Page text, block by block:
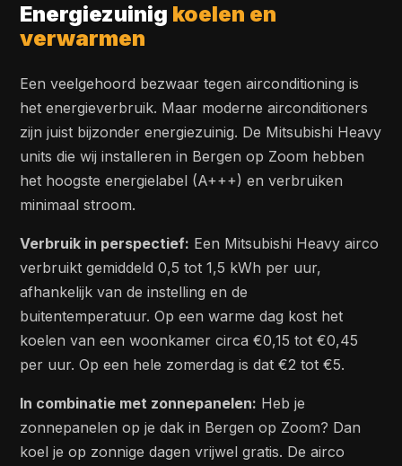
Energiezuinig koelen en
verwarmen
Een veelgehoord bezwaar tegen airconditioning is
het energieverbruik. Maar moderne airconditioners
zijn juist bijzonder energiezuinig. De Mitsubishi Heavy
units die wij installeren in Bergen op Zoom hebben
het hoogste energielabel (A+++) en verbruiken
minimaal stroom.
Verbruik in perspectief: Een Mitsubishi Heavy airco
verbruikt gemiddeld 0,5 tot 1,5 kWh per uur,
afhankelijk van de instelling en de
buitentemperatuur. Op een warme dag kost het
koelen van een woonkamer circa €0,15 tot €0,45
per uur. Op een hele zomerdag is dat €2 tot €5.
In combinatie met zonnepanelen: Heb je
zonnepanelen op je dak in Bergen op Zoom? Dan
koel je op zonnige dagen vrijwel gratis. De airco